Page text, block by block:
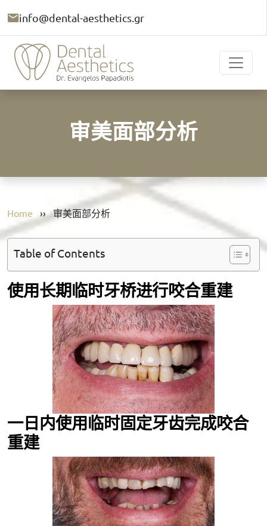
info@dental-aesthetics.gr
审美面部分析
Home ››审美面部分析
Table of Contents
使用长期临时牙桥进行咬合重建
一日内使用临时固定牙齿完成咬合
重建